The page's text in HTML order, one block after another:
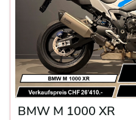
BMW M 1000 XR